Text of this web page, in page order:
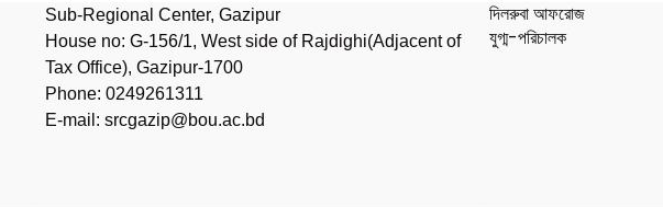
Sub-Regional Center, Gazipur
House no: G-156/1, West side of Rajdighi(Adjacent of
Tax Office), Gazipur-1700
Phone: 0249261311
E-mail: srcgazip@bou.ac.bd
দিলরুবা আফরোজ
যুগ্ম-পরিচালক